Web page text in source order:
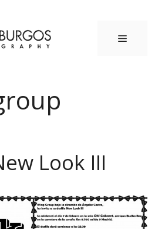
MENÚ
Look III